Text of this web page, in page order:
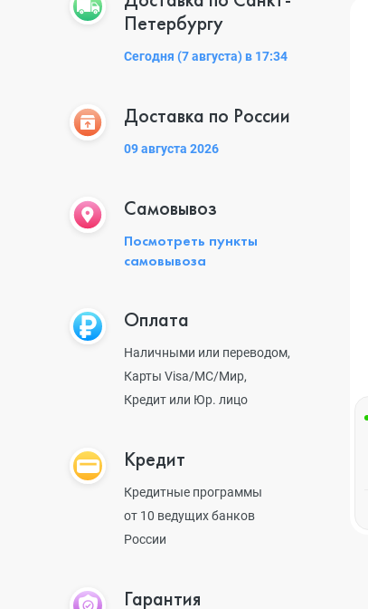
Петербургу
Сегодня (7 августа) в 17:34
Доставка по России
09 августа 2026
Самовывоз
Посмотреть пункты
самовывоза
Оплата
Наличными или переводом,
Карты Visa/MC/Мир,
Кредит или Юр. лицо
Кредит
Кредитные программы
от 10 ведущих банков
России
Гарантия